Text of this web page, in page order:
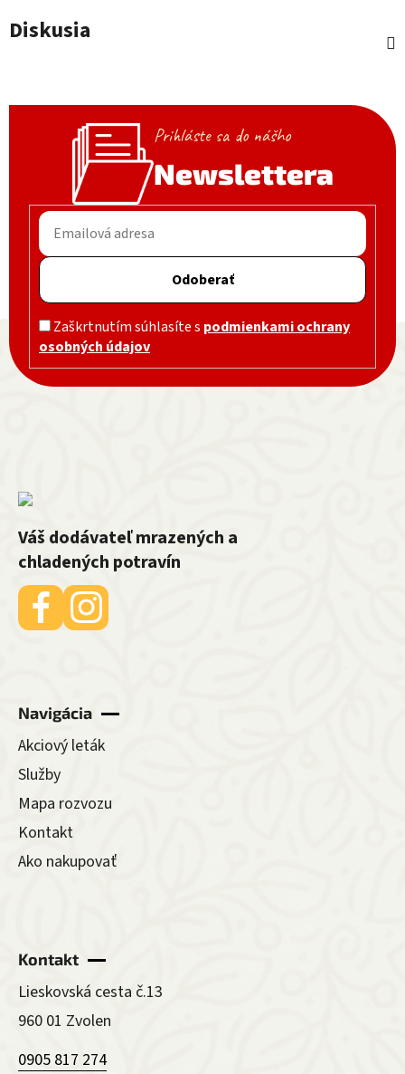
Diskusia
Prihláste sa do nášho
Newslettera
Odoberať
Zaškrtnutím súhlasíte s podmienkami ochrany
osobných údajov
Zápätie
Váš dodávateľ mrazených a
chladených potravín
Navigácia
Akciový leták
Služby
Mapa rozvozu
Kontakt
Ako nakupovať
Kontakt
Lieskovská cesta č.13
960 01 Zvolen
0905 817 274